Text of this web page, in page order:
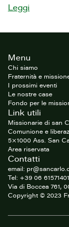
Leggi
FooterMenu
Chi siamo
Fraternità e
I prossimi eventi
Le nostre case
Fondo per le
Link utili
Missionarie di san
Comunione e
5×1000 Ass. San
Area riservata
Contatti
email:
Tel: +39 06 61571401
Via di Boccea 761,
Copyright © 2023